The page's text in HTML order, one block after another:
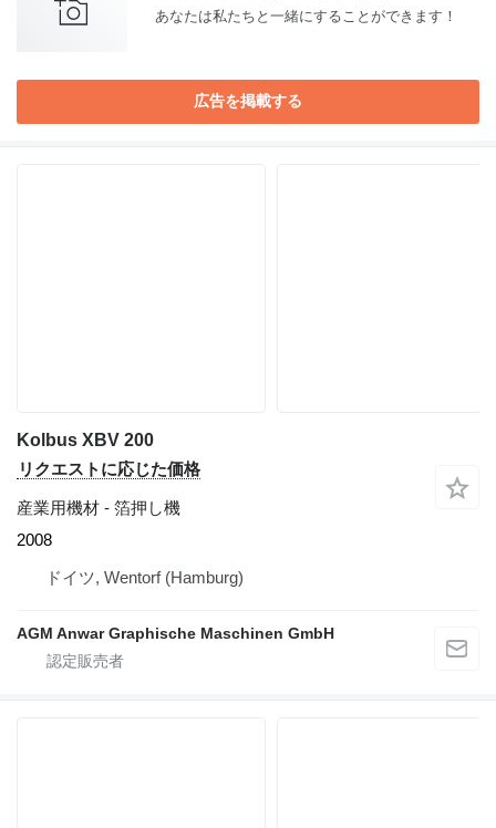
あなたは私たちと一緒にすることができます！
広告を掲載する
Kolbus XBV 200
リクエストに応じた価格
産業用機材 - 箔押し機
2008
ドイツ, Wentorf (Hamburg)
AGM Anwar Graphische Maschinen GmbH